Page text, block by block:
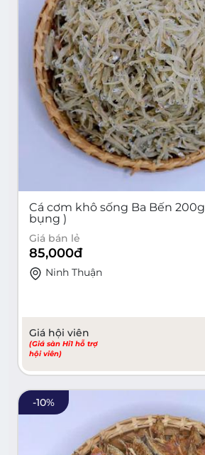
Cá cơm khô sống Ba Bến 200g ( cắt đầu
bụng )
Giá bán lẻ
85,000đ
Ninh Thuận
Giá hội viên
(Giá sàn Hi1 hỗ trợ
hội viên)
-10%